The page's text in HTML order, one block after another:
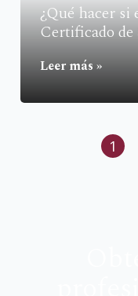
¿Qué hacer si
Certificado de
Leer más »
1